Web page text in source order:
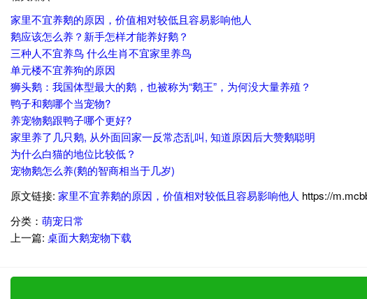
家里不宜养鹅的原因，价值相对较低且容易影响他人
鹅应该怎么养？新手怎样才能养好鹅？
三种人不宜养鸟 什么生肖不宜家里养鸟
单元楼不宜养狗的原因
狮头鹅：我国体型最大的鹅，也被称为“鹅王”，为何没大量养殖？
鸭子和鹅哪个当宠物?
养宠物鹅跟鸭子哪个更好?
家里养了几只鹅, 从外面回家一反常态乱叫, 知道原因后大赞鹅聪明
为什么白猫的地位比较低？
宠物鹅怎么养(鹅的智商相当于几岁)
原文链接: 家里不宜养鹅的原因，价值相对较低且容易影响他人 https://
分类： 萌宠日常
上一篇: 桌面大鹅宠物下载